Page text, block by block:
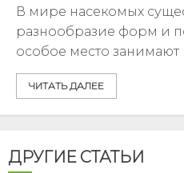
В мире насекомых
разнообразие форм и
особое место занимают
ЧИТАТЬ ДАЛЕЕ
ДРУГИЕ СТАТЬИ